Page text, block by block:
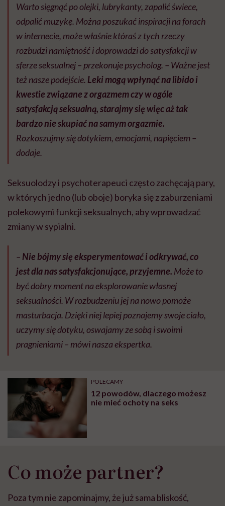
Warto sięgnąć po olejki, lubrykanty, zapalić świece,
odpalić muzykę. Można poszukać inspiracji na forach
w internecie, może właśnie któraś z tych rzeczy
rozbudzi namiętność i doprowadzi do satysfakcji w
sferze seksualnej – przekonuje psycholog. – Ważne jest
też nasze podejście. Leki mogą wpłynąć na libido i
kwestie związane z orgazmem czy w ogóle
satysfakcją seksualną, starajmy się więc aż tak
bardzo nie skupiać na samym orgazmie.
Rozkoszujmy się dotykiem, emocjami, napięciem –
dodaje.
Seksuolodzy i psychoterapeuci często zachęcają pary,
w których jedno (lub oboje) boryka się z zaburzeniami
polekowymi funkcji seksualnych, aby wprowadzać
zmiany w sypialni.
– Nie bójmy się eksperymentować i odkrywać, co
jest dla nas satysfakcjonujące, przyjemne. Może to
być dobry moment na eksplorowanie własnej
seksualności. W rozbudzeniu jej na nowo pomoże
masturbacja. Dzięki niej lepiej poznajemy swoje ciało,
uczymy się dotyku, oswajamy ze sobą i swoimi
pragnieniami – mówi nasza ekspertka.
POLECAMY
12 powodów, dlaczego możesz
nie mieć ochoty na seks
Co może partner?
Poza tym nie zapominajmy, że już sama bliskość,